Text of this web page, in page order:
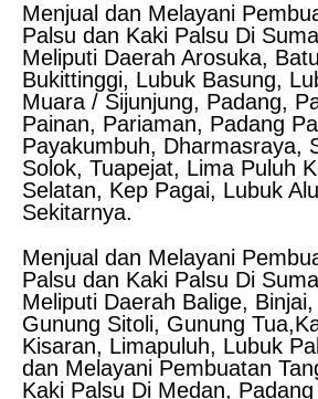
Menjual dan Melayani
Palsu dan Kaki Palsu Di
Meliputi Daerah Arosuka,
Bukittinggi, Lubuk Basung,
Muara / Sijunjung, Padang,
Painan, Pariaman, Padang
Payakumbuh, Dharmasraya,
Solok, Tuapejat, Lima Puluh
Selatan, Kep Pagai, Lubuk
Sekitarnya.
Menjual dan Melayani
Palsu dan Kaki Palsu Di
Meliputi Daerah Balige,
Gunung Sitoli, Gunung
Kisaran, Limapuluh, Lubuk
dan Melayani Pembuatan
Kaki Palsu Di Medan,